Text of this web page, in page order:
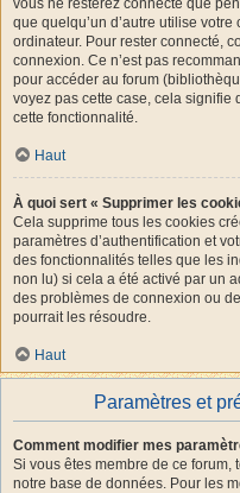
vous ne resterez connecté que
que quelqu’un d’autre utilise
ordinateur. Pour rester connecté,
connexion. Ce n’est pas
pour accéder au forum
voyez pas cette case, cela signifie
cette fonctionnalité.
Haut
À quoi sert « Supprimer les
Cela supprime tous les cookies
paramètres d’authentification et
des fonctionnalités telles que les
non lu) si cela a été activé par un
des problèmes de connexion ou
pourrait les résoudre.
Haut
Paramètres et
Comment modifier mes
Si vous êtes membre de ce forum,
notre base de données. Pour les